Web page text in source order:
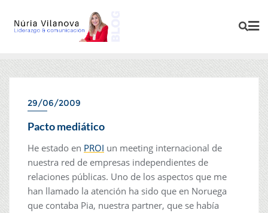
29/06/2009
Pacto mediático
He estado en PROI un meeting internacional de
nuestra red de empresas independientes de
relaciones públicas. Uno de los aspectos que me
han llamado la atención ha sido que en Noruega
que contaba Pia, nuestra partner, que se había